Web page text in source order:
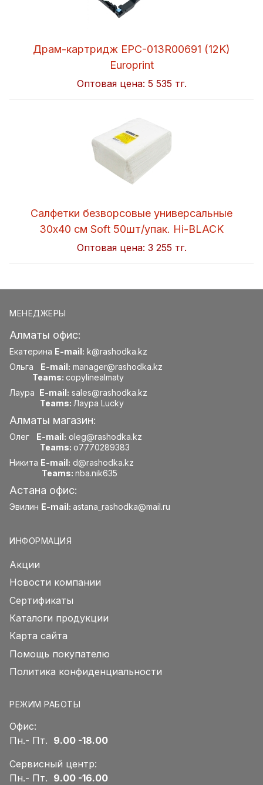
Драм-картридж EPC-013R00691 (12K)
Europrint
Оптовая цена: 5 535 тг.
Салфетки безворсовые универсальные
30x40 см Soft 50шт/упак. Hi-BLACK
Оптовая цена: 3 255 тг.
МЕНЕДЖЕРЫ
Алматы офис:
Екатерина E-mail: k@rashodka.kz
Ольга E-mail: manager@rashodka.kz
Teams: copylinealmaty
Лаура E-mail: sales@rashodka.kz
Teams: Лаура Lucky
Алматы магазин:
Олег E-mail: oleg@rashodka.kz
Teams: o7770289383
Никита E-mail: d@rashodka.kz
Teams: nba.nik635
Астана офис:
Эвилин E-mail: astana_rashodka@mail.ru
ИНФОРМАЦИЯ
Акции
Новости компании
Сертификаты
Каталоги продукции
Карта сайта
Помощь покупателю
Политика конфиденциальности
РЕЖИМ РАБОТЫ
Офис:
Пн.- Пт. 9.00 -18.00
Сервисный центр:
Пн.- Пт. 9.00 -16.00